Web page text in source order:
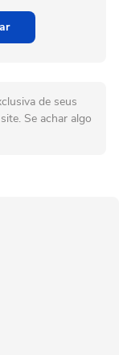
de seus
Se achar algo